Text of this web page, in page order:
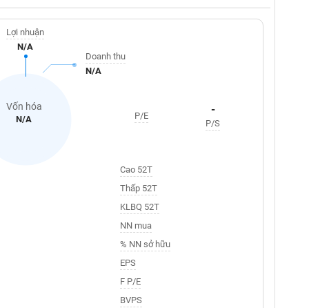
Vốn hóa
N/A
Lợi nhuận
N/A
Doanh thu
N/A
P/E -
P/S
Cao 52T
Thấp 52T
KLBQ 52T
NN mua
% NN sở hữu
EPS
F P/E
BVPS